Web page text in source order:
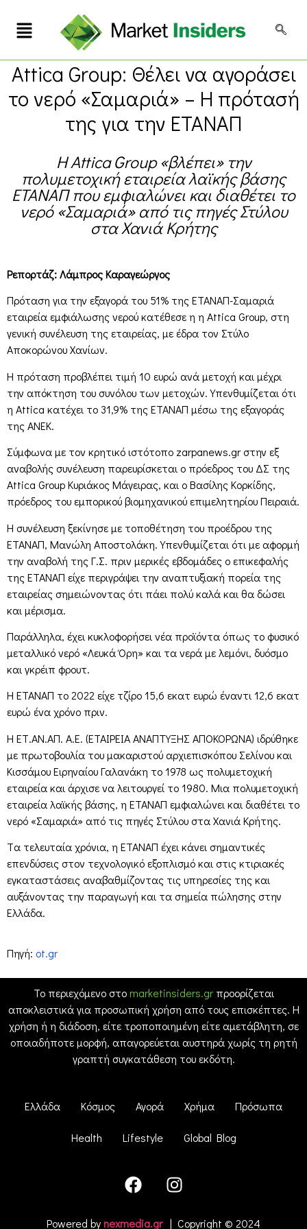
Attica Group: Θέλει να αγοράσει
το νερό «Σαμαριά» – Η πρότασή
της για την ΕΤΑΝΑΠ
Η Attica Group «βλέπει» την
πολυμετοχική εταιρεία λαϊκής βάσης
ΕΤΑΝΑΠ που εμφιαλώνει και διαθέτει το
νερό «Σαμαριά» από τις πηγές Στύλου
στα Χανιά Κρήτης
Ρεπορτάζ: Λάμπρος Καραγεώργος
Πρόταση για την εξαγορά του 51% της ΕΤΑΝΑΠ-Σαμαριά
εταιρεία εμφιάλωσης νερού κατέθεσε η η Attica Group, στη
γενική συνέλευση της εταιρείας, με έδρα τον Στύλο
Αποκορώνου Χανίων.
Η πρόταση προβλέπει τιμή 10 ευρώ ανά μετοχή και μέχρι
την απόκτηση του συνόλου των μετοχών. Υπενθυμίζεται ότι
η Attica κατέχει το 31,9% της ΕΤΑΝΑΠ μέσω της εξαγοράς
της ΑΝΕΚ.
Σύμφωνα με τον κρητικό ιστότοπο zarpanews.gr στην εξ
αναβολής συνέλευση παρευρίσκεται ο πρόεδρος του ΔΣ της
Attica Group Κυριάκος Μάγειρας, και ο Βασίλης Κορκίδης,
πρόεδρος του εμπορικού βιομηχανικού επιμελητηρίου Πειραιά.
Η συνέλευση ξεκίνησε με τοποθέτηση του προέδρου της
ΕΤΑΝΑΠ, Μανώλη Αποστολάκη. Υπενθυμίζεται ότι με αφορμή
την αναβολή της Γ.Σ. πριν μερικές εβδομάδες ο επικεφαλής
της ΕΤΑΝΑΠ είχε περιγράψει την αναπτυξιακή πορεία της
εταιρείας σημειώνοντας ότι πάει πολύ καλά και θα δώσει
και μέρισμα.
Παράλληλα, έχει κυκλοφορήσει νέα προϊόντα όπως το φυσικό
μεταλλικό νερό «Λευκά Όρη» και τα νερά με λεμόνι, δυόσμο
και γκρέιπ φρουτ.
Η ΕΤΑΝΑΠ το 2022 είχε τζίρο 15,6 εκατ ευρώ έναντι 12,6 εκατ
ευρώ ένα χρόνο πριν.
Η ΕΤ.ΑΝ.ΑΠ. Α.Ε. (ΕΤΑΙΡΕΙΑ ΑΝΑΠΤΥΞΗΣ ΑΠΟΚΟΡΩΝΑ) ιδρύθηκε
με πρωτοβουλία του μακαριστού αρχιεπισκόπου Σελίνου και
Κισσάμου Ειρηναίου Γαλανάκη το 1978 ως πολυμετοχική
εταιρεία και άρχισε να λειτουργεί το 1980. Μια πολυμετοχική
εταιρεία λαϊκής βάσης, η ΕΤΑΝΑΠ εμφιαλώνει και διαθέτει το
νερό «Σαμαριά» από τις πηγές Στύλου στα Χανιά Κρήτης.
Tα τελευταία χρόνια, η ETANAΠ έχει κάνει σημαντικές
επενδύσεις στον τεχνολογικό εξοπλισμό και στις κτιριακές
εγκαταστάσεις αναβαθμίζοντας τις υπηρεσίες της και
αυξάνοντας την παραγωγή και τα σημεία πώλησης στην
Ελλάδα.
Πηγή: ot.gr
Το περιεχόμενο στοmarketinsiders.grπροορίζεται
αποκλειστικά για προσωπική χρήση από τους επισκέπτες. Η
χρήση ή η διάδοση, είτε τροποποιημένη είτε αμετάβλητη, σε
οποιαδήποτε μορφή, απαγορεύεται αυστηρά χωρίς τη ρητή
γραπτή συγκατάθεση του εκδότη.
Ελλάδα Κόσμος Αγορά Χρήμα Πρόσωπα
Health Lifestyle Global Blog
Powered bynexmedia.gr| Copyright © 2024